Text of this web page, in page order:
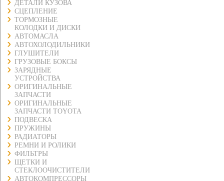
ДЕТАЛИ КУЗОВА
СЦЕПЛЕНИЕ
ТОРМОЗНЫЕ
КОЛОДКИ И ДИСКИ
АВТОМАСЛА
АВТОХОЛОДИЛЬНИКИ
ГЛУШИТЕЛИ
ГРУЗОВЫЕ БОКСЫ
ЗАРЯДНЫЕ
УСТРОЙСТВА
ОРИГИНАЛЬНЫЕ
ЗАПЧАСТИ
ОРИГИНАЛЬНЫЕ
ЗАПЧАСТИ TOYOTA
ПОДВЕСКА
ПРУЖИНЫ
РАДИАТОРЫ
РЕМНИ И РОЛИКИ
ФИЛЬТРЫ
ЩЕТКИ И
СТЕКЛООЧИСТИТЕЛИ
АВТОКОМПРЕССОРЫ